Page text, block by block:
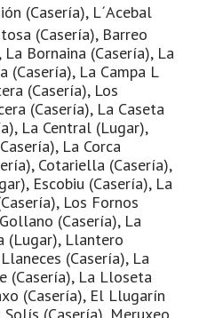
(Casería), L´Acebal
(Casería), Barreo
Bornaina (Casería), La
(Casería), La Campa L
(Casería), Los
(Casería), La Caseta
La Central (Lugar),
La Corca
Cotariella (Casería),
Escobiu (Casería), La
Los Fornos
(Casería), La
(Lugar), Llantero
(Casería), La
(Casería), La Lloseta
(Casería), El Llugarín
(Casería), Meruxeo